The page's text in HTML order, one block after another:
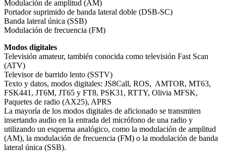
Modulación de amplitud (AM)
Portador suprimido de banda lateral doble (DSB-SC)
Banda lateral única (SSB)
Modulación de frecuencia (FM)
Modos digitales
Televisión amateur, también conocida como televisión Fast Scan
(ATV)
Televisor de barrido lento (SSTV)
Texto y datos, modos digitales: JS8Call, ROS, AMTOR, MT63,
FSK441, JT6M, JT65 y FT8, PSK31, RTTY, Olivia MFSK,
Paquetes de radio (AX25), APRS
La mayoría de los modos digitales de aficionado se transmiten
insertando audio en la entrada del micrófono de una radio y
utilizando un esquema analógico, como la modulación de amplitud
(AM), la modulación de frecuencia (FM) o la modulación de banda
lateral única (SSB).